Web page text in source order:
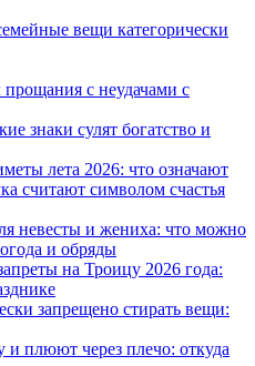
вещи категорически
прощания с неудачами с
знаки сулят богатство и
лета 2026: что означают
считают символом счастья
невесты и жениха: что можно
и обряды
на Троицу 2026 года:
запрещено стирать вещи:
и плюют через плечо: откуда